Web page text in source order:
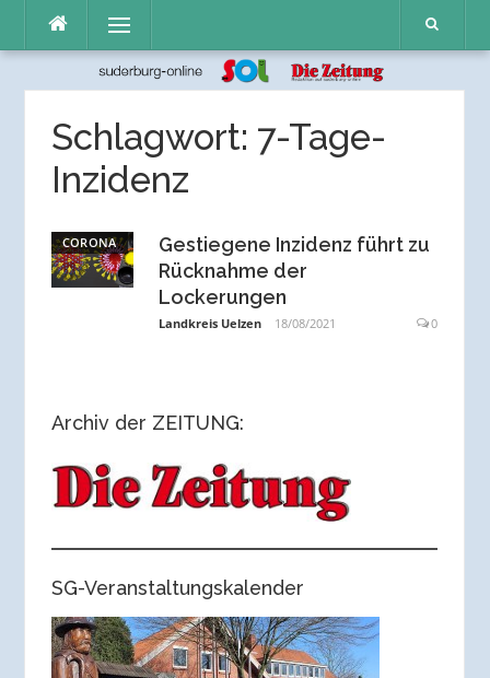
Inhalt
Menü
Schlagwort: 7-Tage-
Inzidenz
CORONA
Gestiegene Inzidenz führt zu
Rücknahme der
Lockerungen
Landkreis Uelzen 18/08/2021 0
Archiv der ZEITUNG:
SG-Veranstaltungskalender